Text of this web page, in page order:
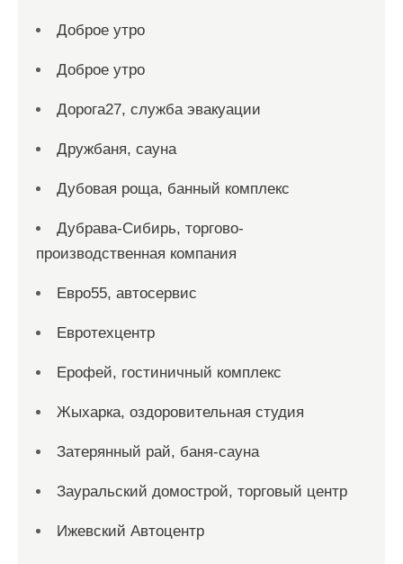
Доброе утро
Доброе утро
Дорога27, служба эвакуации
Дружбаня, сауна
Дубовая роща, банный комплекс
Дубрава-Сибирь, торгово-
производственная компания
Евро55, автосервис
Евротехцентр
Ерофей, гостиничный комплекс
Жыхарка, оздоровительная студия
Затерянный рай, баня-сауна
Зауральский домострой, торговый центр
Ижевский Автоцентр